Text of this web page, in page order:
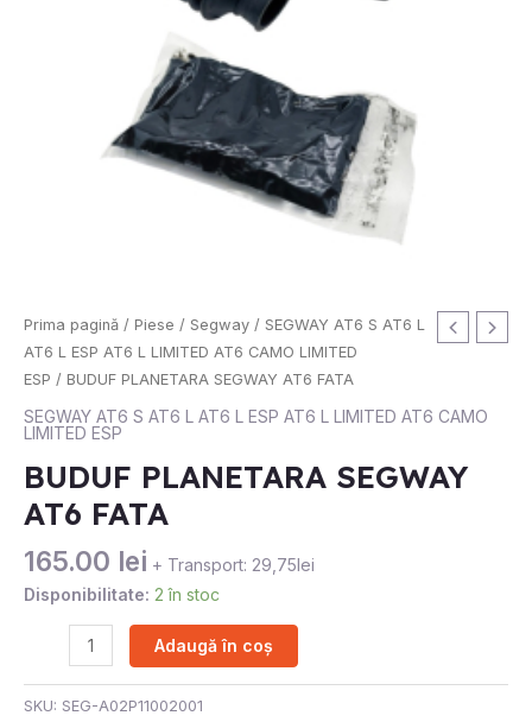
Prima pagină / Piese / Segway / SEGWAY AT6 S AT6 L
AT6 L ESP AT6 L LIMITED AT6 CAMO LIMITED
ESP / BUDUF PLANETARA SEGWAY AT6 FATA
SEGWAY AT6 S AT6 L AT6 L ESP AT6 L LIMITED AT6 CAMO
LIMITED ESP
BUDUF PLANETARA SEGWAY
AT6 FATA
165.00 lei + Transport: 29,75lei
Disponibilitate: 2 în stoc
Cantitate
BUDUF
PLANETARA
SEGWAY
AT6
Adaugă în coș
SKU: SEG-A02P11002001